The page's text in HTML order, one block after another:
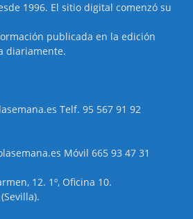
1996. El sitio digital comenzó su
publicada en la edición
diariamente.
Telf. 95 567 91 92
Móvil 665 93 47 31
12. 1º, Oficina 10.